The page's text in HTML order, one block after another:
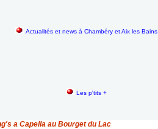
Actualités et news à Chambéry et Aix les Bains
Les p'tits +
a Capella au Bourget du Lac